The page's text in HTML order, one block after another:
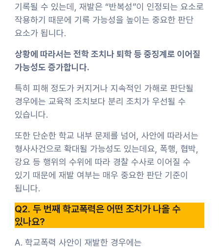
기록될 수 있는데, 재발은 “반복성”이 인정되는 요소로
작용하기 때문에 기록 가능성을 높이는 중요한 판단
요소가 됩니다.
상황에 따라서는 전학 조치나 퇴학 등 중징계로 이어질
가능성도 증가합니다.
특히 피해 정도가 커지거나 지속적인 가해로 판단될
경우에는 교육적 조치보다 분리 조치가 우선될 수
있습니다.
또한 단순한 학교 내부 문제를 넘어, 사안에 따라서는
형사사건으로 확대될 가능성도 있는데요, 폭행, 협박,
강요 등 행위의 수위에 따라 경찰 수사로 이어질 수
있기 때문에 재발 여부는 매우 중요한 판단 기준이
됩니다.
Q2. 두 번째 학교폭력은 어떤 조치가 나올 수
있나요?
A. 학교폭력 사안이 재발한 경우에는